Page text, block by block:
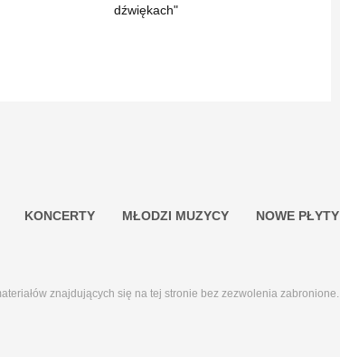
dźwiękach"
KONCERTY MŁODZI MUZYCY NOWE PŁYTY
znajdujących się na tej stronie bez zezwolenia zabronione.